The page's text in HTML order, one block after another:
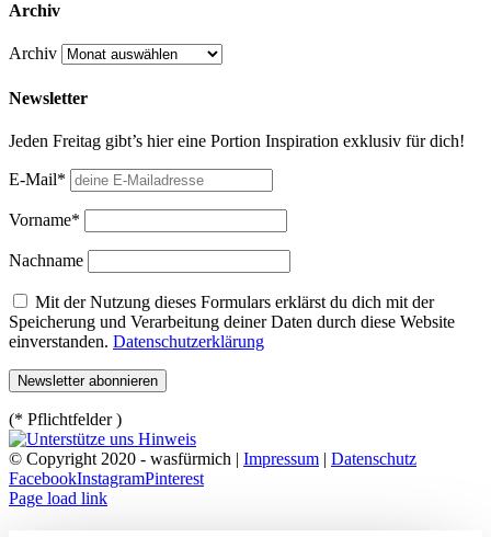
Archiv
Archiv
Newsletter
Jeden Freitag gibt’s hier eine Portion Inspiration exklusiv für dich!
E-Mail*
Vorname*
Nachname
Mit der Nutzung dieses Formulars erklärst du dich mit der
Speicherung und Verarbeitung deiner Daten durch diese Website
einverstanden. Datenschutzerklärung
(* Pflichtfelder )
© Copyright 2020 - wasfürmich | Impressum | Datenschutz
FacebookInstagramPinterest
Page load link